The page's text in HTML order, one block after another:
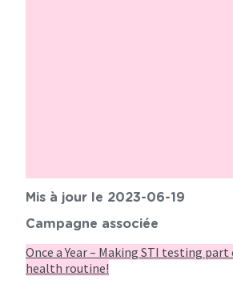
Mis à jour le 2023-06-19
Campagne associée
Once a Year – Making STI testing
health routine!